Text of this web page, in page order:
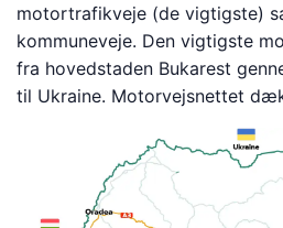
motortrafikveje (de vigtigste)
kommuneveje. Den vigtigste
fra hovedstaden Bukarest
til Ukraine. Motorvejsnettet